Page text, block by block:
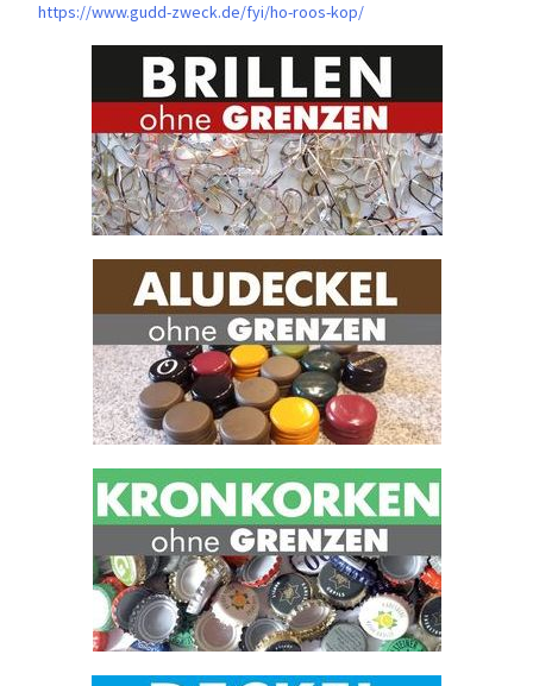
https://www.gudd-zweck.de/fyi/ho-roos-kop/